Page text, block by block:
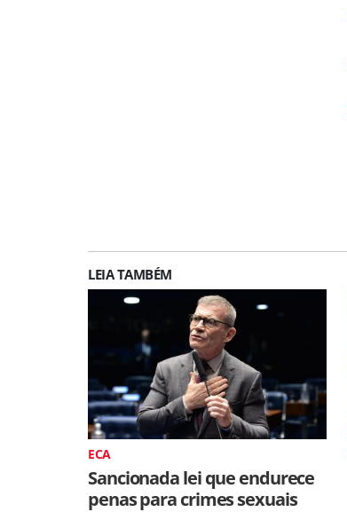
LEIA TAMBÉM
ECA
Sancionada lei que endurece
penas para crimes sexuais